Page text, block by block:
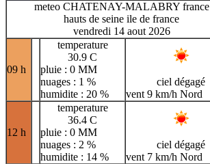
meteo CHATENAY-MALABRY france
hauts de seine ile de france
vendredi 14 aout 2026
09 h
temperature
30.9 C
pluie : 0 MM
nuages : 1 %
humidite : 20 %
ciel dégagé
vent 9 km/h Nord
12 h
temperature
36.4 C
pluie : 0 MM
nuages : 2 %
humidite : 14 %
ciel dégagé
vent 7 km/h Nord